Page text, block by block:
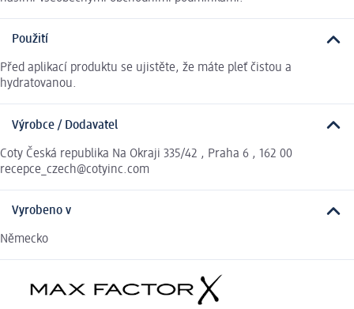
Použití
Před aplikací produktu se ujistěte, že máte pleť čistou a
hydratovanou.
Výrobce / Dodavatel
Coty Česká republika Na Okraji 335/42 , Praha 6 , 162 00
recepce_czech@cotyinc.com
Vyrobeno v
Německo